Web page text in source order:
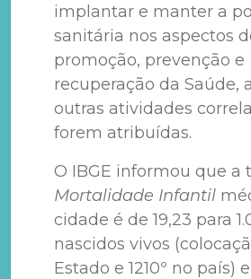
implantar e manter a
sanitária nos aspectos
promoção, prevenção e
recuperação da Saúde,
outras atividades
forem atribuídas.
O IBGE informou que a
Mortalidade Infantil
cidade é de 19,23 para
nascidos vivos
Estado e 1210º no país)